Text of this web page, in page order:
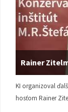
Rainer
KI organizoval
hosťom Rainer